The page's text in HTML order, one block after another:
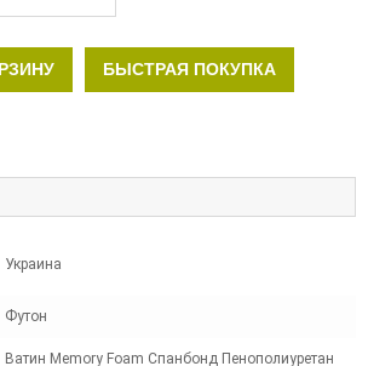
БЫСТРАЯ ПОКУПКА
Украина
Футон
Ватин Memory Foam Спанбонд Пенополиуретан